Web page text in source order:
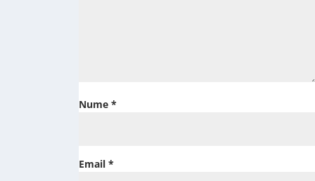
Nume *
Email *